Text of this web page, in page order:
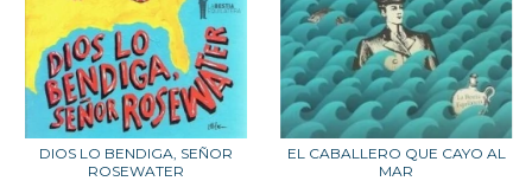
DIOS LO BENDIGA, SEÑOR
ROSEWATER
EL CABALLERO QUE CAYO AL
MAR